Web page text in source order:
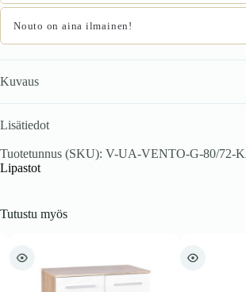
Nouto on aina ilmainen!
Kuvaus
Lisätiedot
Tuotetunnus (SKU): V-UA-VENTO-G-80/72-
Lipastot
Tutustu myös